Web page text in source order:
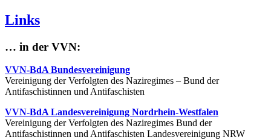
Links
… in der VVN:
VVN-BdA Bundesvereinigung
Vereinigung der Verfolgten des Naziregimes – Bund der
Antifaschistinnen und Antifaschisten
VVN-BdA Landesvereinigung Nordrhein-Westfalen
Vereinigung der Verfolgten des Naziregimes Bund der
Antifaschistinnen und Antifaschisten Landesvereinigung NRW